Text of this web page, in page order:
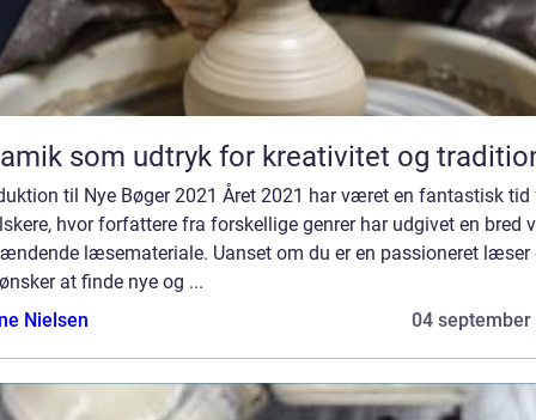
som udtryk for kreativitet og
til Nye Bøger 2021 Året 2021 har været en fantastisk tid
hvor forfattere fra forskellige genrer har udgivet en bred
læsemateriale. Uanset om du er en passioneret læser
at finde nye og ...
Nielsen
04 september